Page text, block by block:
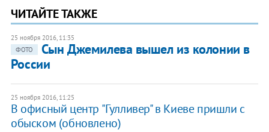
ЧИТАЙТЕ ТАКЖЕ
25 ноября 2016, 11:35
ФОТО
Сын Джемилева вышел из колонии в
России
25 ноября 2016, 11:25
В офисный центр "Гулливер" в Киеве пришли с
обыском (обновлено)